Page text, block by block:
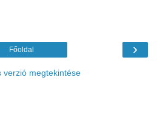
›
Főoldal
verzió megtekintése